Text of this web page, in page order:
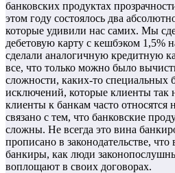
банковских продуктах
этом году состоялось два
которые удивили нас самих. Мы
дебетовую карту с кешбэком 1,5%
сделали аналогичную кредитную
все, что только можно было
сложности, каких-то специальных
исключений, которые клиенты так
клиенты к банкам часто относятся
связано с тем, что банковские
сложны. Не всегда это вина
прописано в законодательстве,
банкиры, как люди
воплощают в своих договорах.